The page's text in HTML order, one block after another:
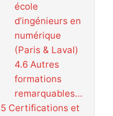
école
d’ingénieurs en
numérique
(Paris & Laval)
4.6Autres
formations
remarquables…
5 Certifications et